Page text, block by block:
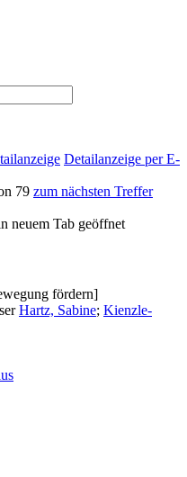
Detailanzeige per E-
79 zum nächsten Treffer
neuem Tab geöffnet
fördern]
Hartz, Sabine; Kienzle-